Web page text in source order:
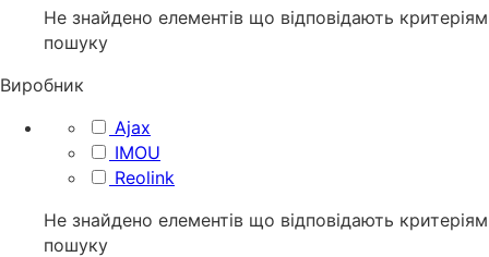
Не знайдено елементів що відповідають критеріям
пошуку
Виробник
Ajax
IMOU
Reolink
Не знайдено елементів що відповідають критеріям
пошуку